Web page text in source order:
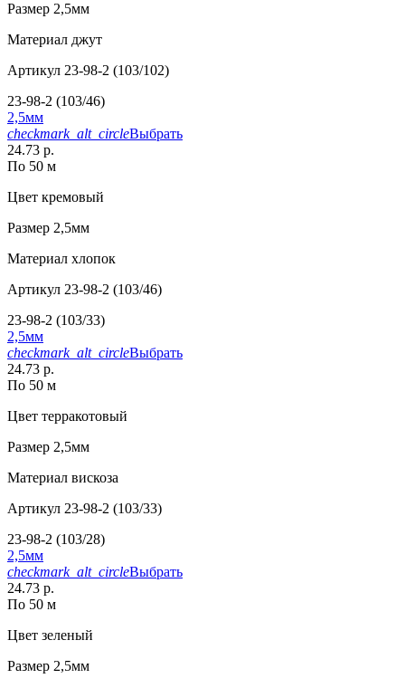
Размер 2,5мм
Материал джут
Артикул 23-98-2 (103/102)
23-98-2 (103/46)
2,5мм
checkmark_alt_circleВыбрать
24.73 р.
По 50 м
Цвет кремовый
Размер 2,5мм
Материал хлопок
Артикул 23-98-2 (103/46)
23-98-2 (103/33)
2,5мм
checkmark_alt_circleВыбрать
24.73 р.
По 50 м
Цвет терракотовый
Размер 2,5мм
Материал вискоза
Артикул 23-98-2 (103/33)
23-98-2 (103/28)
2,5мм
checkmark_alt_circleВыбрать
24.73 р.
По 50 м
Цвет зеленый
Размер 2,5мм